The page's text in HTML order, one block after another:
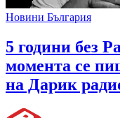
Новини България
5 години без
момента се
на Дарик